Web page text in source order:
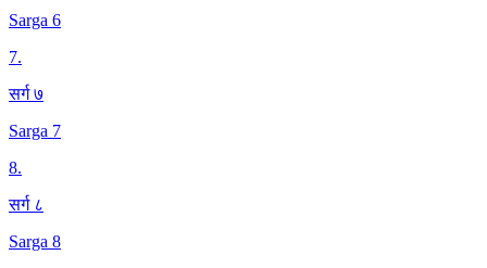
Sarga 6
7.
सर्ग ७
Sarga 7
8.
सर्ग ८
Sarga 8